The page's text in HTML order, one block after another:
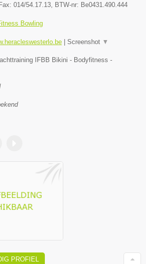
Fax: 014/54.17.13 , BTW-nr: Be0431.490.444
Bowling
| Screenshot ▼
IFBB Bikini - Bodyfitness -
PROFIEL